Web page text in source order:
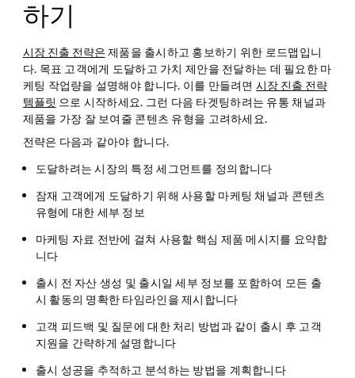
하기
시장 진출 전략은 제품을 출시하고 홍보하기 위한 로드맵입니
다. 목표 고객에게 도달하고 가치 제안을 전달하는 데 필요한 마
케팅 작업량을 설명해야 합니다. 이를 만들려면 시장 진출 전략
템플릿 으로 시작하세요. 그런 다음 타겟팅하려는 유통 채널과
제품을 가장 잘 보여줄 콘텐츠 유형을 고려하세요.
전략은 다음과 같아야 합니다.
도달하려는 시장의 특정 세그먼트를 정의합니다
잠재 고객에게 도달하기 위해 사용할 마케팅 채널과 콘텐츠
유형에 대한 세부 정보
마케팅 자료 전반에 걸쳐 사용할 핵심 제품 메시지를 요약합
니다
출시 전 자산 생성 및 출시일 세부 정보를 포함하여 모든 출
시 활동의 명확한 타임라인을 제시합니다
고객 피드백 및 질문에 대한 처리 방법과 같이 출시 후 고객
지원을 간략하게 설명합니다
출시 성공을 추적하고 분석하는 방법을 계획합니다